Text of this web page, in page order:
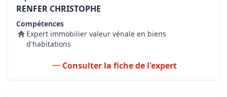
RENFER CHRISTOPHE
Compétences
Expert immobilier valeur vénale en biens
d'habitations
Consulter la fiche de l'expert